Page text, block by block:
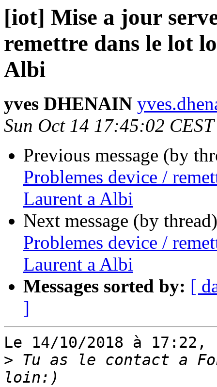
[iot] Mise a jour
remettre dans le lot
Albi
yves DHENAIN
Sun Oct 14 17:45:02
Previous message (by
Problemes device /
Laurent a Albi
Next message (by
Problemes device /
Laurent a Albi
Messages sorted by: [
]
Le 14/10/2018 à 17:22,
> Tu as le contact a